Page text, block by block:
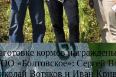
кормов
«Болтовское»: Сергей
Вотяков и Иван